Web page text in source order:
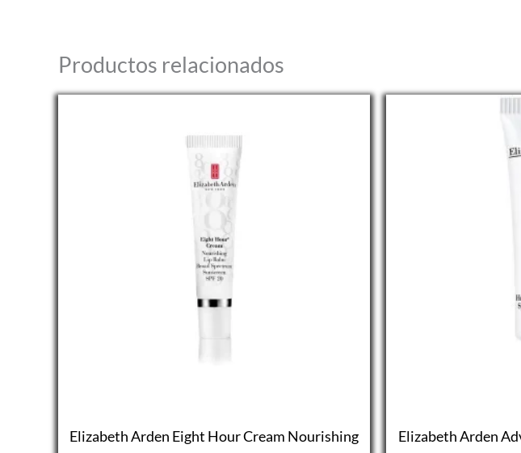
Productos relacionados
Elizabeth Arden Eight Hour Cream Nourishing
Elizabeth Arden